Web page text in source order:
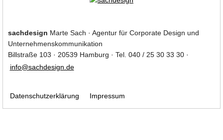
sachdesign Marte Sach · Agentur für Corporate Design und
Unternehmenskommunikation
Billstraße 103 · 20539 Hamburg · Tel. 040 / 25 30 33 30 ·
info@sachdesign.de
Datenschutzerklärung Impressum